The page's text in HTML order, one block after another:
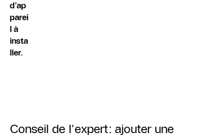
d’ap
parei
l à
insta
ller.
Conseil de l'expert: ajouter une